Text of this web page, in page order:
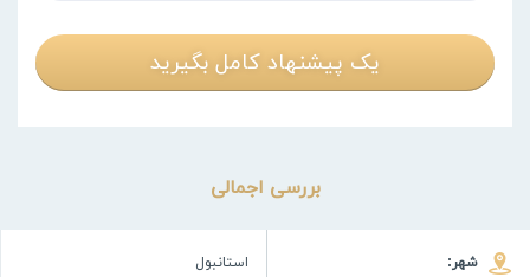
یک پیشنهاد کامل بگیرید
بررسی اجمالی
شهر: استانبول